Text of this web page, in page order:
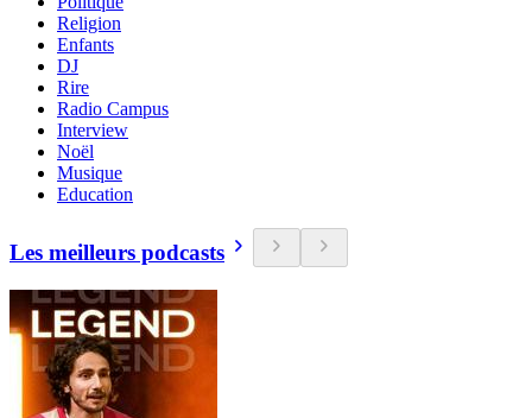
Religion
Enfants
DJ
Rire
Radio Campus
Interview
Noël
Musique
Education
Les meilleurs podcasts